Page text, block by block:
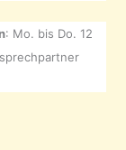
: Mo. bis Do. 12